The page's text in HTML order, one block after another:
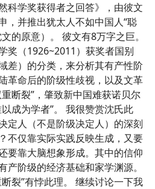
科学奖获得者之回答》，由彼文
，并推出犹太人不如中国人“聪
的原意）。 彼文有8万字之巨。
奖（1926~2011）获奖者国别
差）的分类，来分析其有产性阶
革命后的阶级性歧视，以及文革
断裂”，肇致新中国难获诺贝尔
成为学者”。 我很赞赏沈氏此
定人（不是阶级决定人）的深刻
不仅靠实际实践反映生成，又要
要靠大脑想象形成。其中的信仰
产阶级的经济基础和家学渊源。
裂”有悖此理。 继续讨论一下我